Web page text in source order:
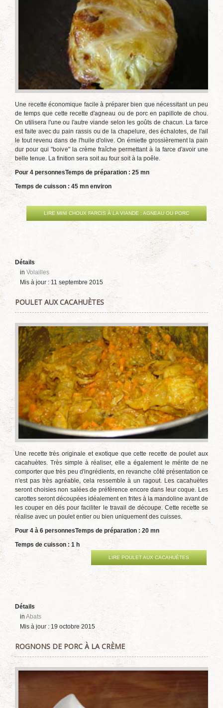
Une recette économique facile à préparer bien que nécessitant un peu
de temps que cette recette d'agneau ou de porc en papillote de chou.
On utilisera l'une ou l'autre viande selon les goûts de chacun. La farce
est faite avec du pain rassis ou de la chapelure, des échalotes, de l'ail
le tout revenu dans de l'huile d'olive. On émiette grossièrement la pain
dur pour qui "boive" la crème fraîche permettant à la farce d'avoir une
belle tenue. La finition sera soit au four soit à la poêle.
Pour 4 personnesTemps de préparation : 25 mn
Temps de cuisson : 45 mn environ
LIRE MINI CHOUX FARCIS À LA VIANDE : AGNEAU OU PORC
Détails
in Volailles
Mis à jour : 11 septembre 2015
POULET AUX CACAHUÈTES
Une recette très originale et exotique que cette recette de poulet aux
cacahuètes. Très simple à réaliser, elle a également le mérite de ne
comporter que très peu d'ingrédients, en revanche côté présentation ce
n'est pas très agréable, cela ressemble à un ragout. Les cacahuètes
seront choisies non salées de préférence encore dans leur coque. Les
carottes seront découpées idéalement en frites à la mandoline avant de
les couper en dés pour faciliter le travail de découpe. Cette recette se
réalise avec un poulet entier ou bien uniquement des cuisses.
Pour 4 à 6 personnesTemps de préparation : 20 mn
Temps de cuisson : 1 h
LIRE POULET AUX CACAHUÈTES
Détails
in Abats
Mis à jour : 19 octobre 2015
ROGNONS DE PORC À LA CRÈME